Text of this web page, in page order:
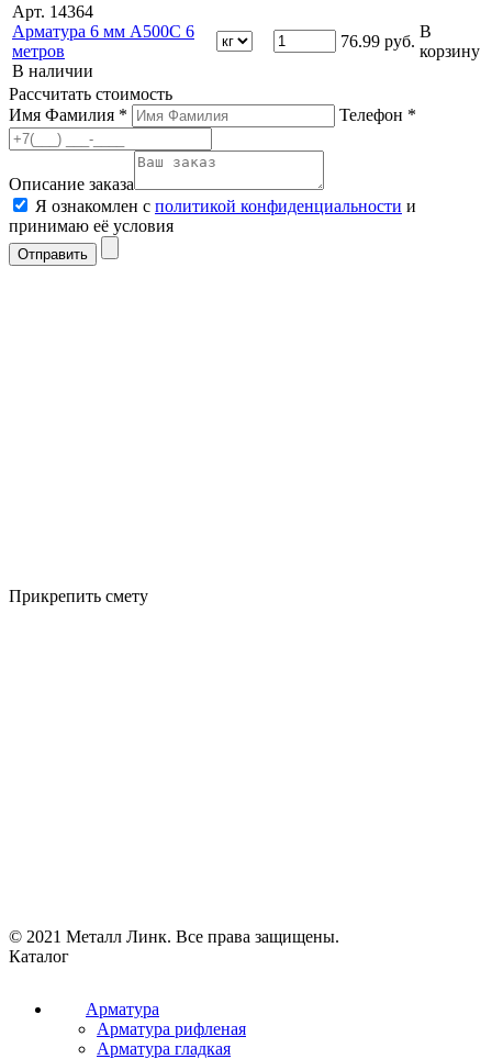
Арт. 14364
Арматура 6 мм А500С 6
метров
В наличии
76.99 руб.
В
корзину
Рассчитать стоимость
Имя Фамилия *
Телефон *
Описание заказа
Я ознакомлен с политикой конфиденциальности и
принимаю её условия
Отправить
Прикрепить смету
© 2021 Металл Линк. Все права защищены.
Каталог
Арматура
Арматура рифленая
Арматура гладкая